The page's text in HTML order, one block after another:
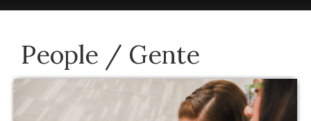
People / Gente